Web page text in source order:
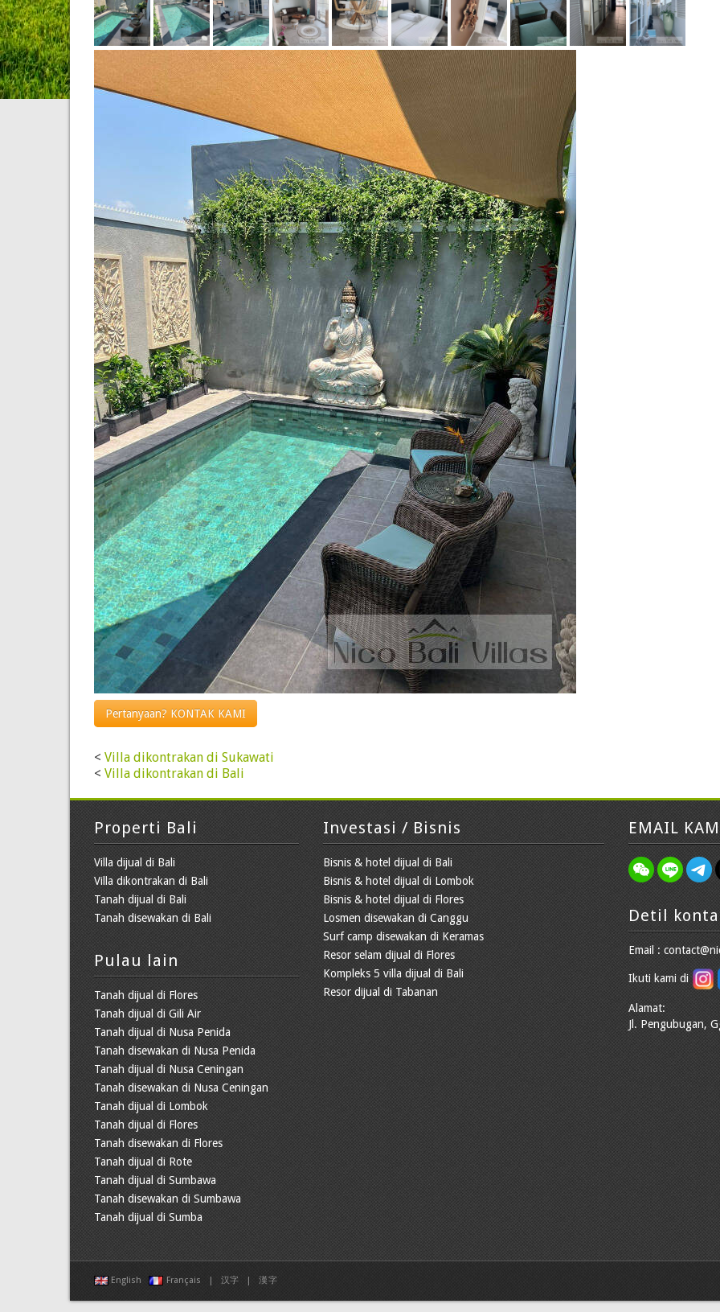
Pertanyaan? KONTAK KAMI
< Villa dikontrakan di Sukawati
< Villa dikontrakan di Bali
Properti Bali
Villa dijual di Bali
Villa dikontrakan di Bali
Tanah dijual di Bali
Tanah disewakan di Bali
Pulau lain
Tanah dijual di Flores
Tanah dijual di Gili Air
Tanah dijual di Nusa Penida
Tanah disewakan di Nusa Penida
Tanah dijual di Nusa Ceningan
Tanah disewakan di Nusa Ceningan
Tanah dijual di Lombok
Tanah dijual di Flores
Tanah disewakan di Flores
Tanah dijual di Rote
Tanah dijual di Sumbawa
Tanah disewakan di Sumbawa
Tanah dijual di Sumba
Investasi / Bisnis
Bisnis & hotel dijual di Bali
Bisnis & hotel dijual di Lombok
Bisnis & hotel dijual di Flores
Losmen disewakan di Canggu
Surf camp disewakan di Keramas
Resor selam dijual di Flores
Kompleks 5 villa dijual di Bali
Resor dijual di Tabanan
EMAIL
Detil
Email :
Ikuti kami di
Alamat:
Jl. Pengubugan,
English Français |汉字 |漢字